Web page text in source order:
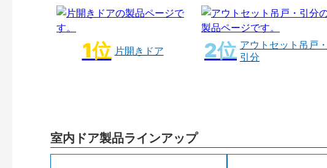
片開きドア
アウトセット吊戸・
引分
室内ドア製品ラインアップ